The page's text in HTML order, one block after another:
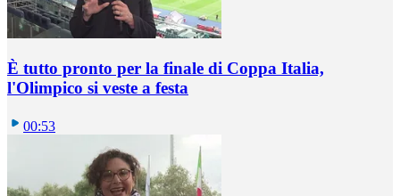
È tutto pronto per la finale di Coppa Italia,
l'Olimpico si veste a festa
00:53